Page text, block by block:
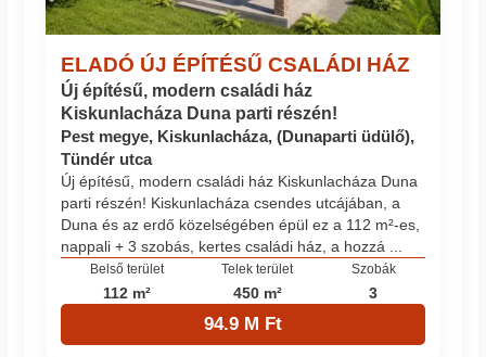
ELADÓ ÚJ ÉPÍTÉSŰ CSALÁDI HÁZ
Új építésű, modern családi ház
Kiskunlacháza Duna parti részén!
Pest megye, Kiskunlacháza, (Dunaparti üdülő),
Tündér utca
Új építésű, modern családi ház Kiskunlacháza Duna
parti részén! Kiskunlacháza csendes utcájában, a
Duna és az erdő közelségében épül ez a 112 m²-es,
nappali + 3 szobás, kertes családi ház, a hozzá ...
Belső terület
112 m²
Telek terület
450 m²
Szobák
3
94.9 M Ft